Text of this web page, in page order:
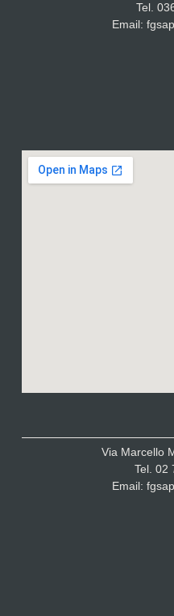
Tel.
Email:
Via Marcello
Tel. 02
Email: